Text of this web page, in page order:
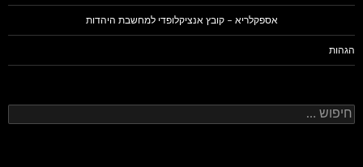
אספקלריא – קובץ אנציקלופדי למחשבת היהדות
הגהות
חיפוש: